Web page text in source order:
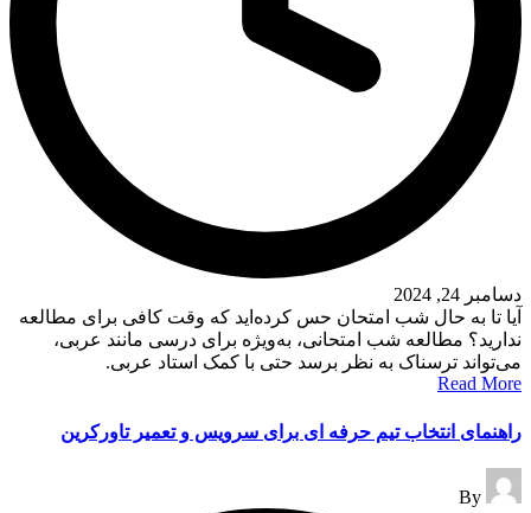
دسامبر 24, 2024
آیا تا به حال شب امتحان حس کرده‌اید که وقت کافی برای مطالعه
ندارید؟ مطالعه شب امتحانی، به‌ویژه برای درسی مانند عربی،
می‌تواند ترسناک به نظر برسد حتی با کمک استاد عربی.
Read More
راهنمای انتخاب تیم حرفه ای برای سرویس و تعمیر تاورکرین
Posted
by
By